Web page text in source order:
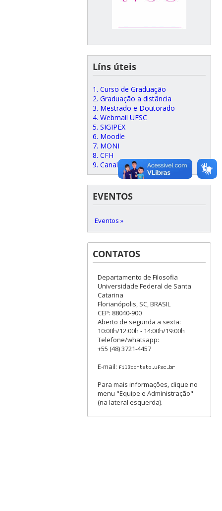
Líns úteis
1. Curso de Graduação
2. Graduação a distância
3. Mestrado e Doutorado
4. Webmail UFSC
5. SIGIPEX
6. Moodle
7. MONI
8. CFH
9. Canal do Youtube
EVENTOS
Eventos »
CONTATOS
Departamento de Filosofia
Universidade Federal de Santa
Catarina
Florianópolis, SC, BRASIL
CEP: 88040-900
Aberto de segunda a sexta:
10:00h/12:00h - 14:00h/19:00h
Telefone/whatsapp:
+55 (48) 3721-4457
E-mail:
Para mais informações, clique no
menu "Equipe e Administração"
(na lateral esquerda).